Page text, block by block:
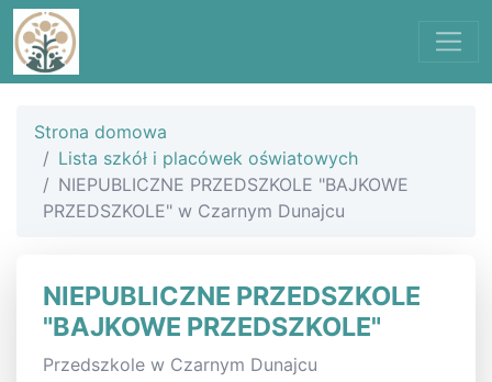
Strona domowa
Lista szkół i placówek oświatowych
NIEPUBLICZNE PRZEDSZKOLE "BAJKOWE
PRZEDSZKOLE" w Czarnym Dunajcu
NIEPUBLICZNE PRZEDSZKOLE
"BAJKOWE PRZEDSZKOLE"
Przedszkole w Czarnym Dunajcu